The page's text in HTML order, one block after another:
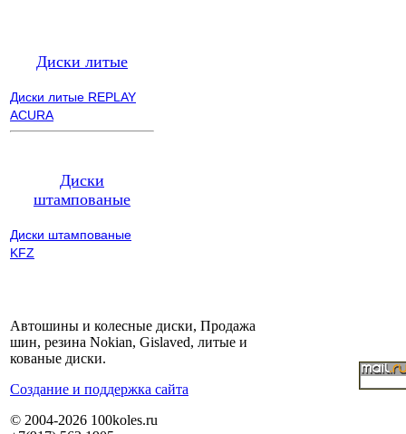
Диски литые
Диски литые REPLAY
ACURA
Диски
штампованые
Диски штампованые
KFZ
Автошины и колесные диски, Продажа
шин, резина Nokian, Gislaved, литые и
кованые диски.
Cоздание и поддержка сайта
© 2004-2026 100koles.ru